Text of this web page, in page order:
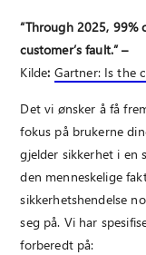
“Through 2025, 99%
customer’s fault.” –
Kilde: Gartner: Is the
Det vi ønsker å få
fokus på brukerne
gjelder sikkerhet i en
den menneskelige
sikkerhetshendelse
seg på. Vi har
forberedt på: